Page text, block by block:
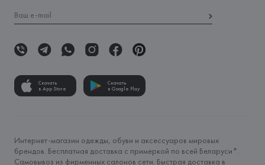
Скачать
в App Store
Скачать
в Google Play
Интернет-магазин одежды, обуви и аксессуаров мировых
брендов. Бесплатная доставка с примеркой по всей Беларуси*.
Самовывоз из фирменных салонов сети. Быстрая доставка в